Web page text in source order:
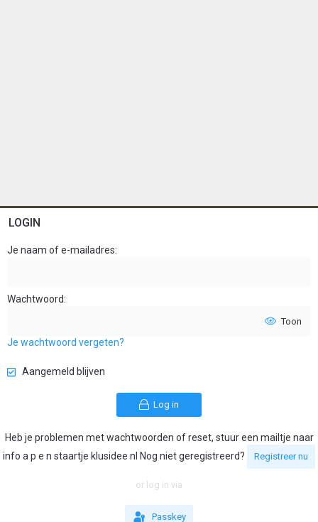
LOGIN
Je naam of e-mailadres
Wachtwoord
Toon
Je wachtwoord vergeten?
Aangemeld blijven
Log in
Heb je problemen met wachtwoorden of reset, stuur een mailtje naar
info a p e n staartje klusidee nl Nog niet geregistreerd?
Registreer nu
or log in via
Passkey